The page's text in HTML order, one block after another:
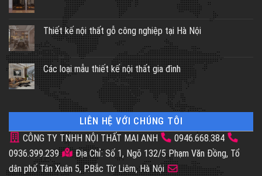
Thiết kế nội thất gỗ công nghiệp tại Hà Nội
Các loại mẫu thiết kế nội thất gia đình
LIÊN HỆ VỚI CHÚNG TÔI
CÔNG TY TNHH NỘI THẤT MAI ANH
0946.668.384
0936.399.239
Địa Chỉ: Số 1, Ngõ 132/5 Phạm Văn Đồng, Tổ
dân phố Tân Xuân 5, P.Bắc Từ Liêm, Hà Nội